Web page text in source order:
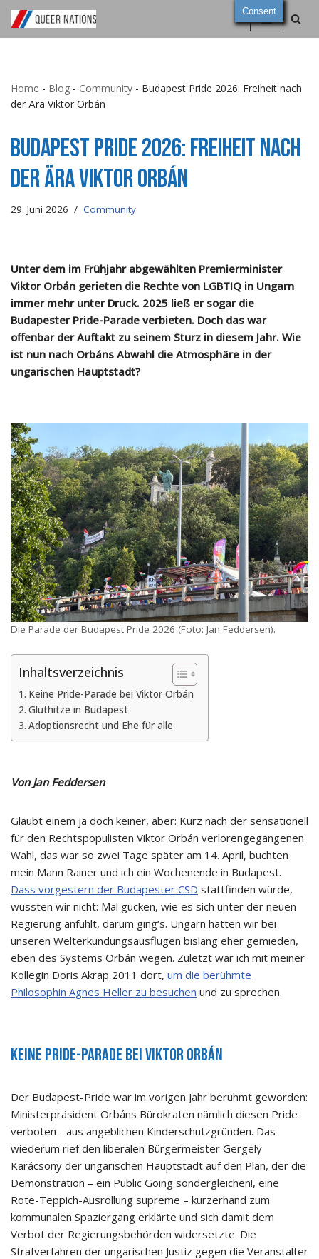
Zum
Home - Blog - Community - Budapest Pride 2026: Freiheit nach
der Ära Viktor Orbán
Budapest Pride 2026: Freiheit nach
der Ära Viktor Orbán
29. Juni 2026 Community
Unter dem im Frühjahr abgewählten Premierminister
Viktor Orbán gerieten die Rechte von LGBTIQ in Ungarn
immer mehr unter Druck. 2025 ließ er sogar die
Budapester Pride-Parade verbieten. Doch das war
offenbar der Auftakt zu seinem Sturz in diesem Jahr. Wie
ist nun nach Orbáns Abwahl die Atmosphäre in der
ungarischen Hauptstadt?
Die Parade der Budapest Pride 2026 (Foto: Jan Feddersen).
Inhaltsverzeichnis
Keine Pride-Parade bei Viktor Orbán
Gluthitze in Budapest
Adoptionsrecht und Ehe für alle
Von Jan Feddersen
Glaubt einem ja doch keiner, aber: Kurz nach der sensationell
für den Rechtspopulisten Viktor Orbán verlorengegangenen
Wahl, das war so zwei Tage später am 14. April, buchten
mein Mann Rainer und ich ein Wochenende in Budapest.
Dass vorgestern der Budapester CSD stattfinden würde,
wussten wir nicht: Mal gucken, wie es sich unter der neuen
Regierung anfühlt, darum ging‘s. Ungarn hatten wir bei
unseren Welterkundungsausflügen bislang eher gemieden,
eben des Systems Orbán wegen. Zuletzt war ich mit meiner
Kollegin Doris Akrap 2011 dort, um die berühmte
Philosophin Agnes Heller zu besuchen und zu sprechen.
Keine Pride-Parade bei Viktor Orbán
Der Budapest-Pride war im vorigen Jahr berühmt geworden:
Ministerpräsident Orbáns Bürokraten nämlich diesen Pride
verboten- aus angeblichen Kinderschutzgründen. Das
wiederum rief den liberalen Bürgermeister Gergely
Karácsony der ungarischen Hauptstadt auf den Plan, der die
Demonstration – ein Public Going sondergleichen!, eine
Rote-Teppich-Ausrollung supreme – kurzerhand zum
kommunalen Spaziergang erklärte und sich damit dem
Verbot der Regierungsbehörden widersetzte. Die
Strafverfahren der ungarischen Justiz gegen die Veranstalter
Consent